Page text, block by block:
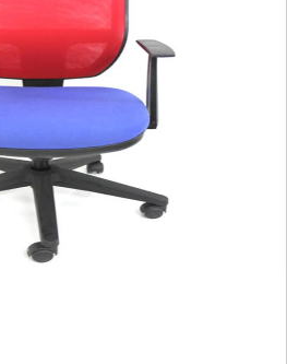
ÇALIŞMA KOLTUĞU